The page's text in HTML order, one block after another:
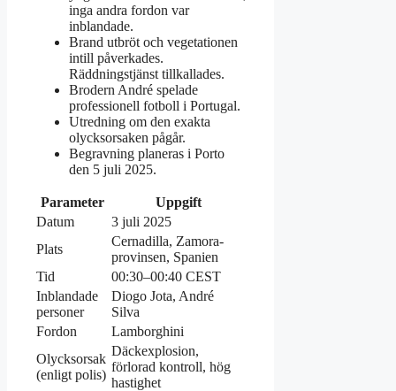
inga andra fordon var
inblandade.
Brand utbröt och vegetationen
intill påverkades.
Räddningstjänst tillkallades.
Brodern André spelade
professionell fotboll i Portugal.
Utredning om den exakta
olycksorsaken pågår.
Begravning planeras i Porto
den 5 juli 2025.
Parameter
Uppgift
Datum
3 juli 2025
Plats
Cernadilla, Zamora-
provinsen, Spanien
Tid
00:30–00:40 CEST
Inblandade
personer
Diogo Jota, André
Silva
Fordon
Lamborghini
Olycksorsak
(enligt polis)
Däckexplosion,
förlorad kontroll, hög
hastighet